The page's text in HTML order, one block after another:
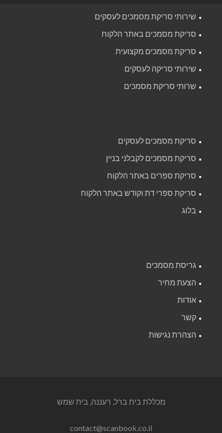
שירותי סריקת מסמכים לעסקים
סריקת מסמכים באתר הלקוח
סריקת מסמכים מקצועית
שירותי סריקה לעסקים
שרותי סריקת מסמכים
סריקת מסמכים לעסקים
סריקת מסמכים לקבלני בניין
סריקת ספרים באתר הלקוח
סריקת ספרי דת וקודש באתר הלקוח
בלוג
גריסת מסמכים
הצעת מחיר
אודות
קשר
הצהרת נגישות
מכללת בית ברל, רעננה, בית שמש
contact@scanbook.co.il